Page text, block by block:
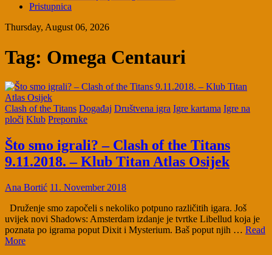
Pristupnica
Thursday, August 06, 2026
Tag: Omega Centauri
Clash of the Titans Događaj Društvena igra Igre kartama Igre na
ploči Klub Preporuke
Što smo igrali? – Clash of the Titans
9.11.2018. – Klub Titan Atlas Osijek
Ana Bortić 11. November 2018
Druženje smo započeli s nekoliko potpuno različitih igara. Još
uvijek novi Shadows: Amsterdam izdanje je tvrtke Libellud koja je
poznata po igrama poput Dixit i Mysterium. Baš poput njih … Read
More